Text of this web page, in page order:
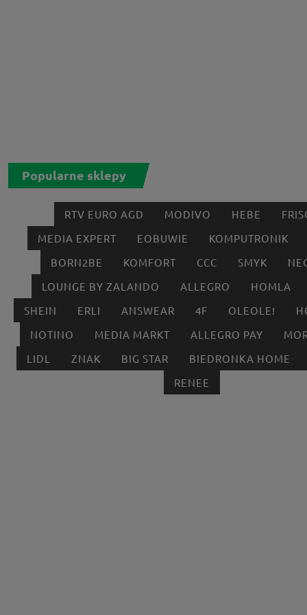
Popularne sklepy
RTV EURO AGD MODIVO HEBE
MEDIA EXPERT
EOBUWIE
KOMPUTRONIK
BORN2BE
KOMFORT CCC SMYK
LOUNGE BY ZALANDO
ALLEGRO
HOMLA
SHEIN
ERLI ANSWEAR 4F OLEOLE!
NOTINO
MEDIA MARKT ALLEGRO PAY
LIDL
ZNAK BIG STAR
BIEDRONKA HOME
RENEE